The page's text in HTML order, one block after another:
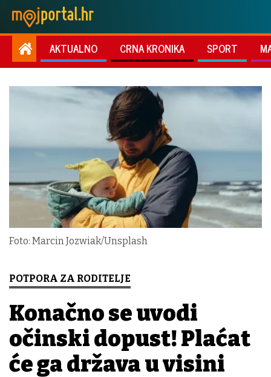
AKTUALNO CRNA KRONIKA SPORT
Foto: Marcin Jozwiak/Unsplash
POTPORA ZA RODITELJE
Konačno se uvodi
očinski dopust! Plaćat
će ga država u visini